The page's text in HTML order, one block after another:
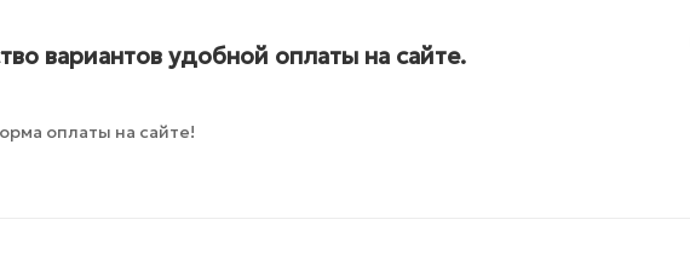
вариантов удобной оплаты на сайте.
оплаты на сайте!